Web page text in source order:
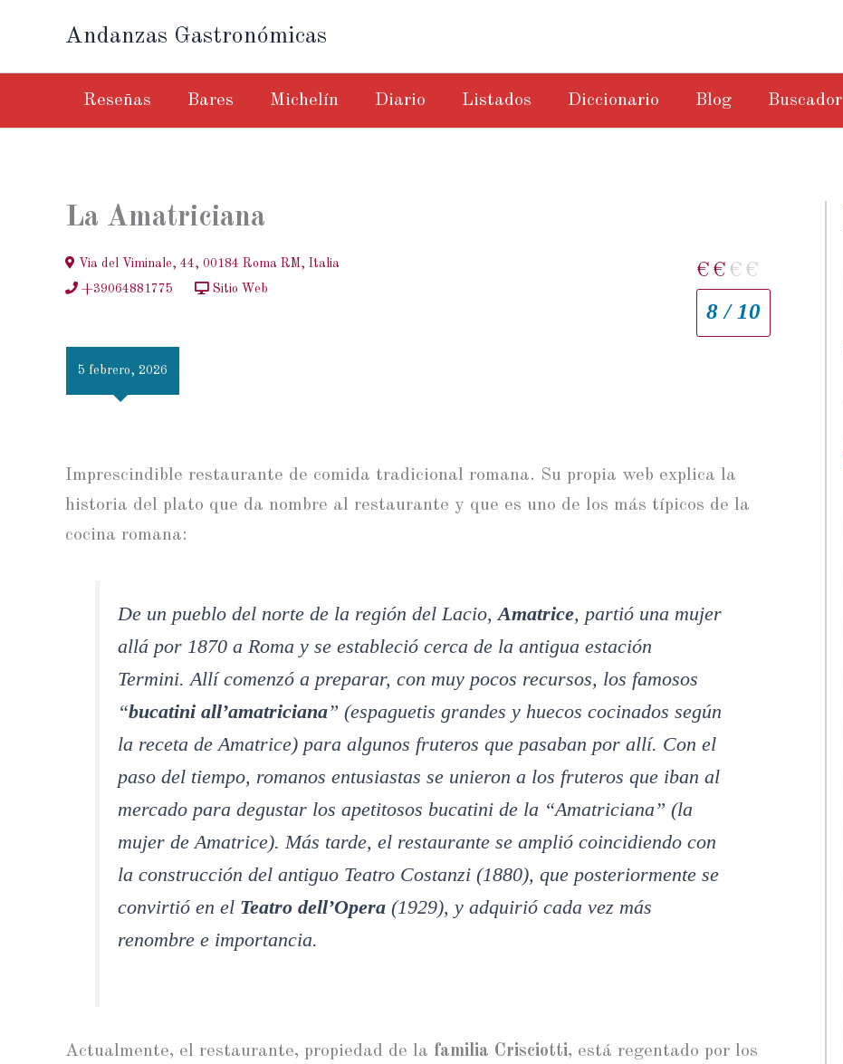
contenido
Andanzas Gastronómicas
Reseñas Bares Michelín Diario Listados Diccionario Blog Buscador
La Amatriciana
Via del Viminale, 44, 00184 Roma RM, Italia
+39064881775
Sitio Web
€ € € €
8 / 10
5 febrero, 2026
Imprescindible restaurante de comida tradicional romana. Su propia web explica la
historia del plato que da nombre al restaurante y que es uno de los más típicos de la
cocina romana:
De un pueblo del norte de la región del Lacio,Amatrice, partió una mujer
allá por 1870 a Roma y se estableció cerca de la antigua estación
Termini. Allí comenzó a preparar, con muy pocos recursos, los famosos
“bucatini all’amatriciana” (espaguetis grandes y huecos cocinados según
la receta de Amatrice) para algunos fruteros que pasaban por allí. Con el
paso del tiempo, romanos entusiastas se unieron a los fruteros que iban al
mercado para degustar los apetitosos bucatini de la “Amatriciana” (la
mujer de Amatrice). Más tarde, el restaurante se amplió coincidiendo con
la construcción del antiguo Teatro Costanzi (1880), que posteriormente se
convirtió en el Teatro dell’Opera (1929), y adquirió cada vez más
renombre e importancia.
Actualmente, el restaurante, propiedad de la familia Crisciotti, está regentado por los